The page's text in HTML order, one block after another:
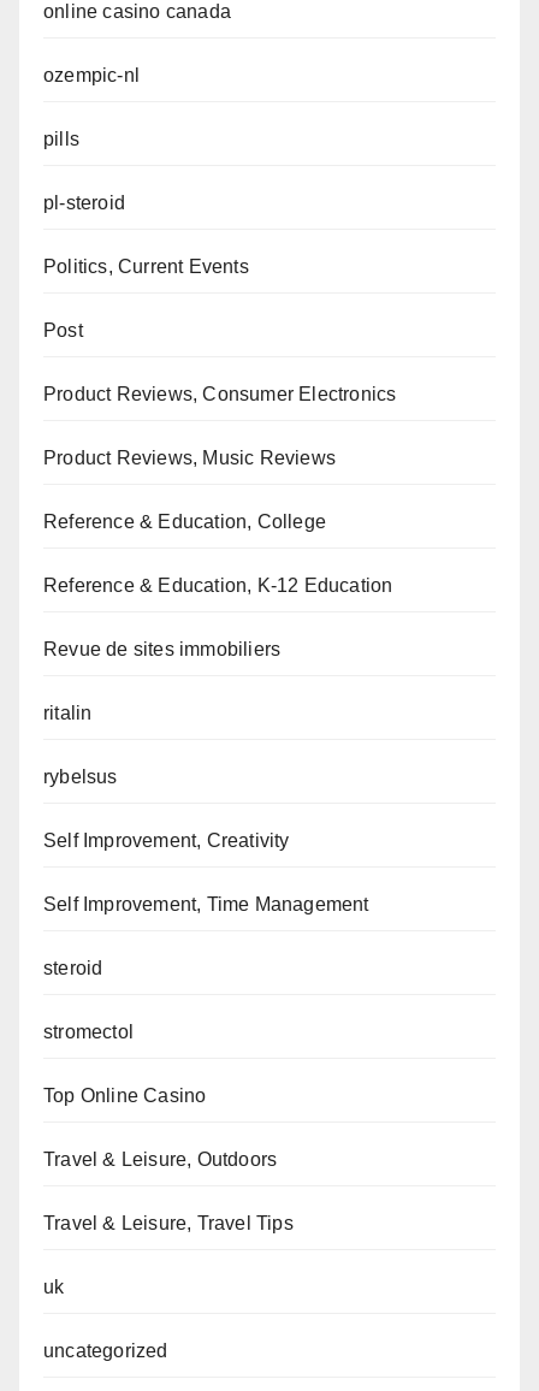
online casino canada
ozempic-nl
pills
pl-steroid
Politics, Current Events
Post
Product Reviews, Consumer Electronics
Product Reviews, Music Reviews
Reference & Education, College
Reference & Education, K-12 Education
Revue de sites immobiliers
ritalin
rybelsus
Self Improvement, Creativity
Self Improvement, Time Management
steroid
stromectol
Top Online Casino
Travel & Leisure, Outdoors
Travel & Leisure, Travel Tips
uk
uncategorized